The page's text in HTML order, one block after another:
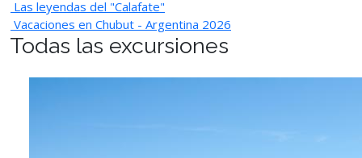
Las leyendas del "Calafate"
Vacaciones en Chubut - Argentina 2026
Todas las excursiones